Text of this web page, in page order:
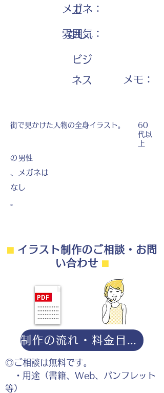
上
メガネ：
なし
雰囲気：
ビジ
ネス
​メモ：
街で見かけた人物の全身イラスト。
60
代以
上
の 男性
、メガネは
なし
。
⬛︎イラスト制作のご相談・お問
い合わせ ⬛︎
◎ご相談は無料です。
・用途（書籍、Web、パンフレット
等）